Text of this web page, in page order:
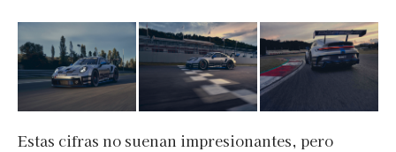
Estas cifras no suenan impresionantes, pero